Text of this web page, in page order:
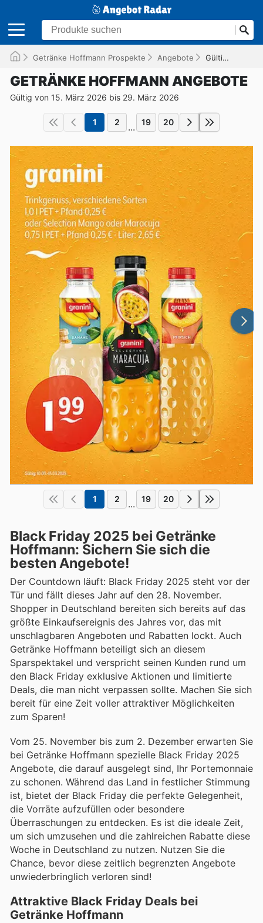
Getränke Hoffmann Prospekte Angebote Gültig bis 29.03.2026
GETRÄNKE HOFFMANN ANGEBOTE
Gültig von 15. März 2026 bis 29. März 2026
1 2 ... 19 20
1 2 ... 19 20
Black Friday 2025 bei Getränke
Hoffmann: Sichern Sie sich die
besten Angebote!
Der Countdown läuft: Black Friday 2025 steht vor der
Tür und fällt dieses Jahr auf den 28. November.
Shopper in Deutschland bereiten sich bereits auf das
größte Einkaufsereignis des Jahres vor, das mit
unschlagbaren Angeboten und Rabatten lockt. Auch
Getränke Hoffmann beteiligt sich an diesem
Sparspektakel und verspricht seinen Kunden rund um
den Black Friday exklusive Aktionen und limitierte
Deals, die man nicht verpassen sollte. Machen Sie sich
bereit für eine Zeit voller attraktiver Möglichkeiten
zum Sparen!
Vom 25. November bis zum 2. Dezember erwarten Sie
bei Getränke Hoffmann spezielle Black Friday 2025
Angebote, die darauf ausgelegt sind, Ihr Portemonnaie
zu schonen. Während das Land in festlicher Stimmung
ist, bietet der Black Friday die perfekte Gelegenheit,
die Vorräte aufzufüllen oder besondere
Überraschungen zu entdecken. Es ist die ideale Zeit,
um sich umzusehen und die zahlreichen Rabatte diese
Woche in Deutschland zu nutzen. Nutzen Sie die
Chance, bevor diese zeitlich begrenzten Angebote
unwiederbringlich verloren sind!
Attraktive Black Friday Deals bei
Getränke Hoffmann